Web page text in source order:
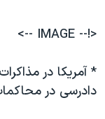
گالری عکس
اعتراضات زن،
تریبونال مردمی آبان
<!-- IMAGE -->
* آمريکا در
دادرسی در